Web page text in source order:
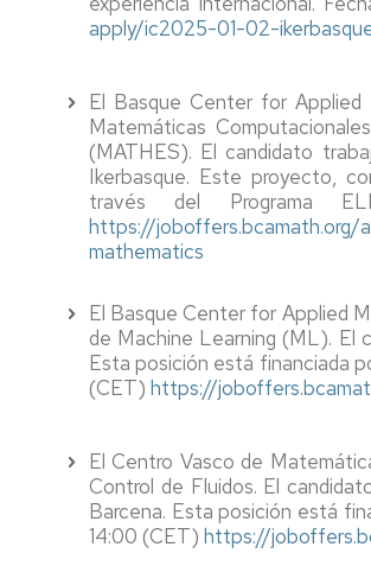
Personal
Documentación
Normativa,
Plan
Estratégico
y
Evaluaciones
Periódicas
Ayudas
a
Estancias
Congresos
Solicitud
Ingreso
Memorias
anuales
Boletines
Seminario
de
las
Matemáticas
Seminario
de
Geometría
Seminario
de
Matemática
Seminario
de
Métodos
Estadísticos
Visitantes
y
ayudas
Transferencia
Software
de
de
Taller
de
Talento
SUMO
apply/ic2025-01-02-
El Basque Center for
Matemáticas
(MATHES). El candidato
Ikerbasque. Este proyecto,
través del Programa
https://joboffers.bcamath.org/
mathematics
El Basque Center for Applied
de Machine Learning (ML). El
Esta posición está financiada
(CET) https://
El Centro Vasco de
Control de Fluidos. El
Barcena. Esta posición está
14:00 (CET) https://